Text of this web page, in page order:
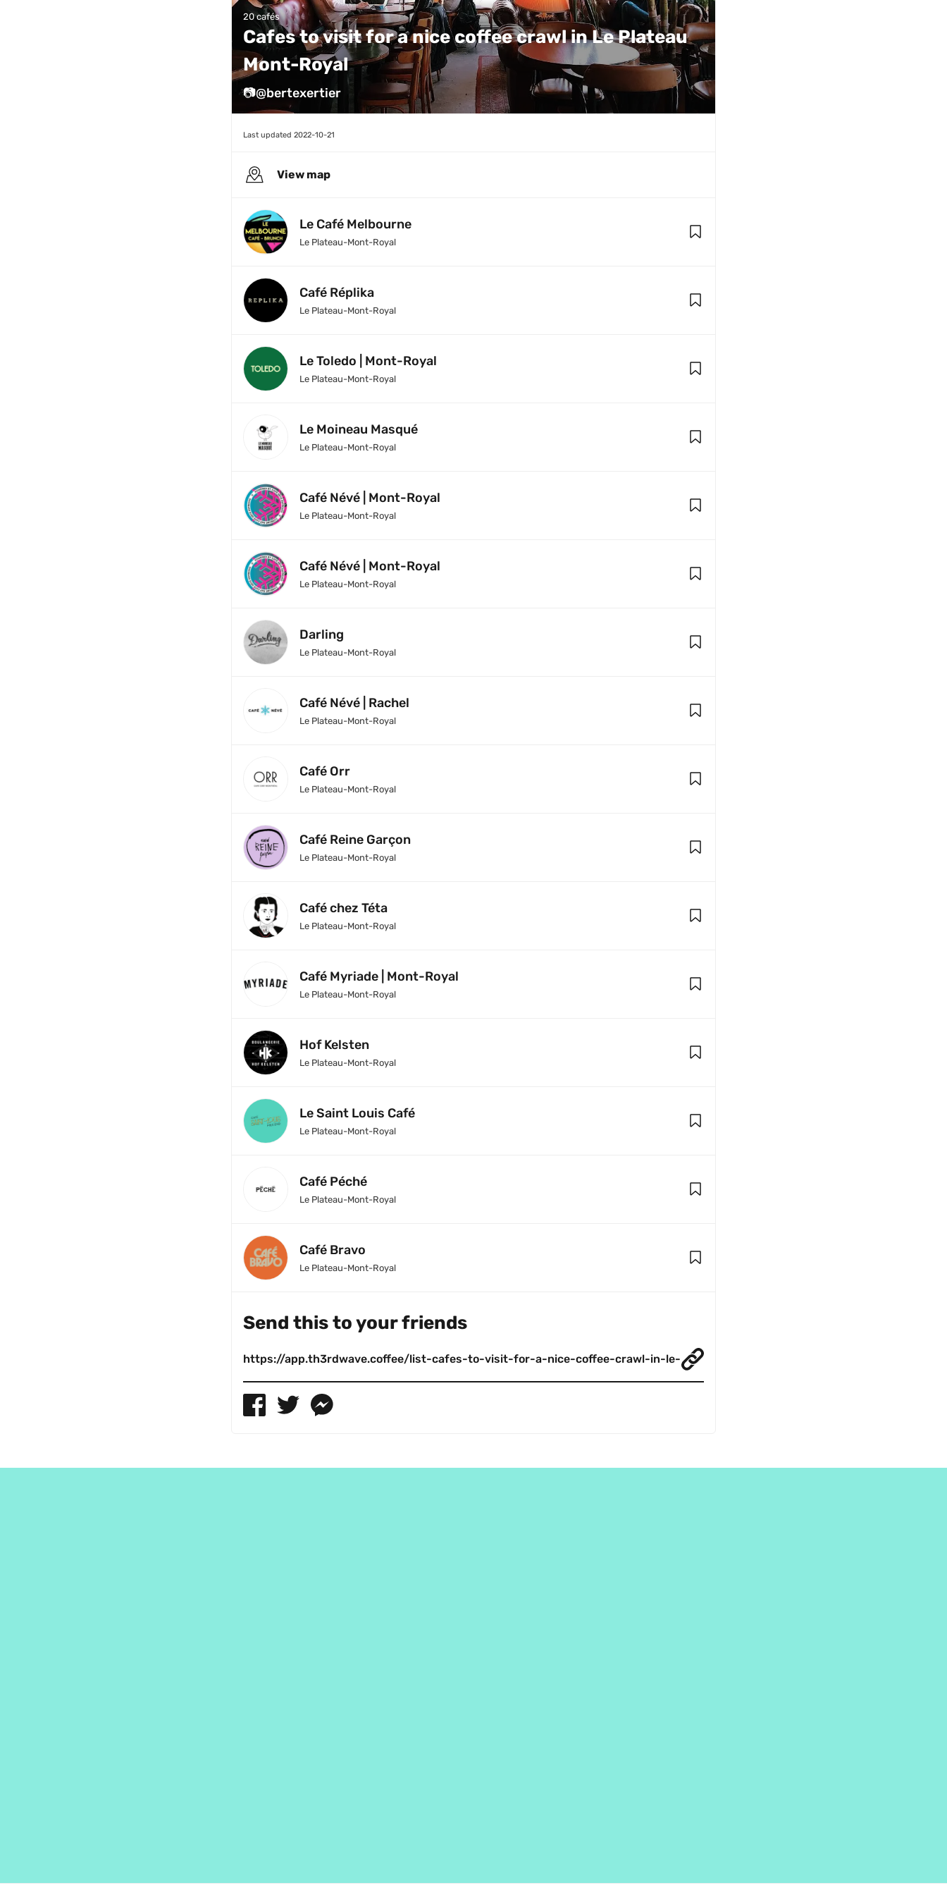
20 cafés
Cafes to visit for a nice coffee crawl in Le Plateau
Mont-Royal
📷@bertexertier
Last updated 2022-10-21
View map
Le Café Melbourne
Le Plateau-Mont-Royal
Café Réplika
Le Plateau-Mont-Royal
Le Toledo | Mont-Royal
Le Plateau-Mont-Royal
Le Moineau Masqué
Le Plateau-Mont-Royal
Café Névé | Mont-Royal
Le Plateau-Mont-Royal
Café Névé | Mont-Royal
Le Plateau-Mont-Royal
Darling
Le Plateau-Mont-Royal
Café Névé | Rachel
Le Plateau-Mont-Royal
Café Orr
Le Plateau-Mont-Royal
Café Reine Garçon
Le Plateau-Mont-Royal
Café chez Téta
Le Plateau-Mont-Royal
Café Myriade | Mont-Royal
Le Plateau-Mont-Royal
Hof Kelsten
Le Plateau-Mont-Royal
Le Saint Louis Café
Le Plateau-Mont-Royal
Café Péché
Le Plateau-Mont-Royal
Café Bravo
Le Plateau-Mont-Royal
Send this to your friends